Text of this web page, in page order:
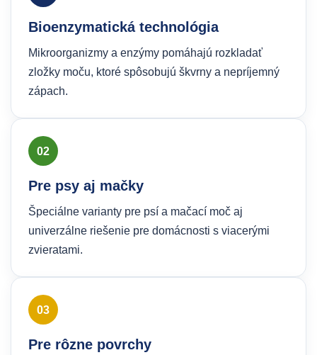
Bioenzymatická technológia
Mikroorganizmy a enzýmy pomáhajú rozkladať
zložky moču, ktoré spôsobujú škvrny a nepríjemný
zápach.
02
Pre psy aj mačky
Špeciálne varianty pre psí a mačací moč aj
univerzálne riešenie pre domácnosti s viacerými
zvieratami.
03
Pre rôzne povrchy